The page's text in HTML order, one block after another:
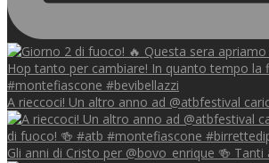
A rieccoci! Un altro anno ad @atbfestival
Gli anni di Cristo per @bovo_enrique 🍻 Tanti